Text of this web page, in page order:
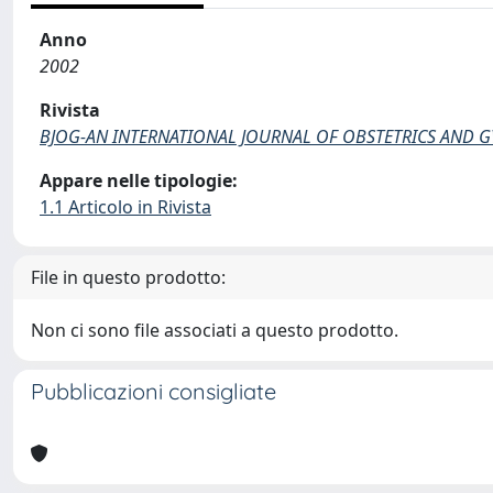
Anno
2002
Rivista
BJOG-AN INTERNATIONAL JOURNAL OF OBSTETRICS AND
Appare nelle tipologie:
1.1 Articolo in Rivista
File in questo prodotto:
Non ci sono file associati a questo prodotto.
Pubblicazioni consigliate